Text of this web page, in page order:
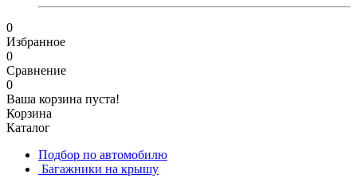
0
Избранное
0
Сравнение
0
Ваша корзина пуста!
Корзина
Каталог
Подбор по автомобилю
Багажники на крышу